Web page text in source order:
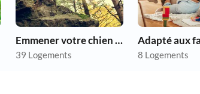
Emmener votre chien en vacances
39 Logements
Adapté aux
8 Logements